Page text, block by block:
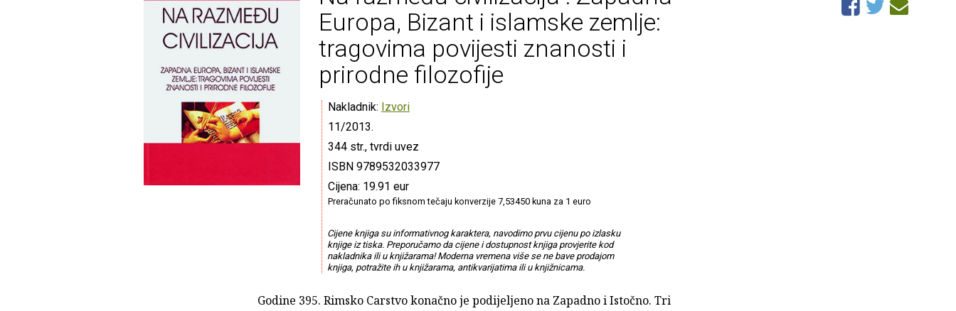
Europa, Bizant i islamske zemlje:
tragovima povijesti znanosti i
prirodne filozofije
Nakladnik: Izvori
11/2013.
344 str., tvrdi uvez
ISBN 9789532033977
Cijena: 19.91 eur
Preračunato po fiksnom tečaju konverzije 7,53450 kuna za 1 euro
Cijene knjiga su informativnog karaktera, navodimo prvu cijenu po izlasku
knjige iz tiska. Preporučamo da cijene i dostupnost knjiga provjerite kod
nakladnika ili u knjižarama! Moderna vremena više se ne bave prodajom
knjiga, potražite ih u knjižarama, antikvarijatima ili u knjižnicama.
Godine 395. Rimsko Carstvo konačno je podijeljeno na Zapadno i Istočno. Tri